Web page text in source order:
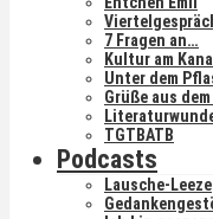
7 Fragen an…
Kultur am Kanal
Unter dem
Grüße aus
TGTBATB
Podcasts
Lausche-Leeze